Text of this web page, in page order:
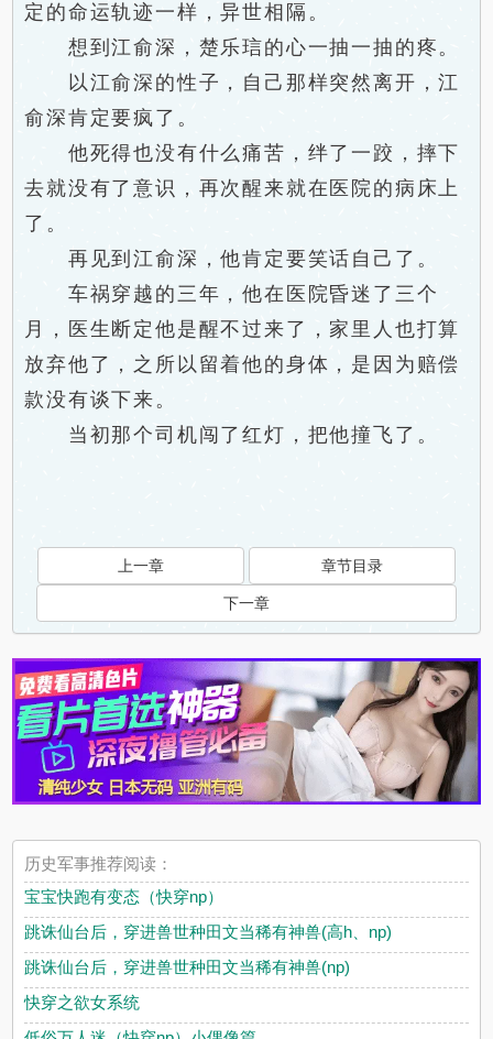
定的命运轨迹一样，异世相隔。
想到江俞深，楚乐琂的心一抽一抽的疼。
以江俞深的性子，自己那样突然离开，江
俞深肯定要疯了。
他死得也没有什么痛苦，绊了一跤，摔下
去就没有了意识，再次醒来就在医院的病床上
了。
再见到江俞深，他肯定要笑话自己了。
车祸穿越的三年，他在医院昏迷了三个
月，医生断定他是醒不过来了，家里人也打算
放弃他了，之所以留着他的身体，是因为赔偿
款没有谈下来。
当初那个司机闯了红灯，把他撞飞了。
上一章 章节目录
下一章
历史军事推荐阅读：
宝宝快跑有变态（快穿np）
跳诛仙台后，穿进兽世种田文当稀有神兽(高h、np)
跳诛仙台后，穿进兽世种田文当稀有神兽(np)
快穿之欲女系统